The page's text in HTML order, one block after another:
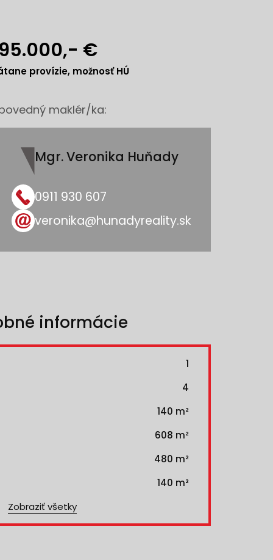
€
provízie, možnosť HÚ
maklér/ka:
Mgr. Veronika Huňady
0911 930 607
veronika@hunadyreality.sk
informácie
1
4
140 m²
608 m²
480 m²
140 m²
Zobraziť všetky